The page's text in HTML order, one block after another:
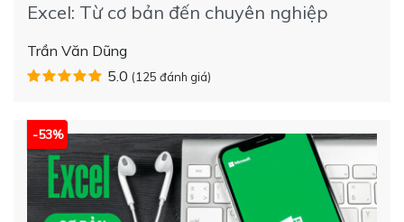
Excel: Từ cơ bản đến chuyên nghiệp
Trần Văn Dũng
5.0 (125 đánh giá)
-53%